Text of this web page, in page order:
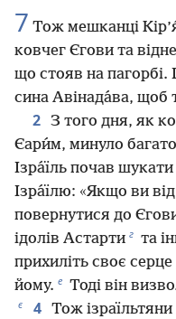
7 Тож мешканці
ковчег Єгови та
що стояв на пагорбі.
сина Авінада́ва, щоб
2 З того дня, як
Єари́м, минуло багато
Ізра́їль почав шукати
Ізра́їлю: «Якщо ви
повернутися до
ідолів Астарти г та
прихиліть своє
йому. е Тоді він
є 4 Тож ізраїльтяни